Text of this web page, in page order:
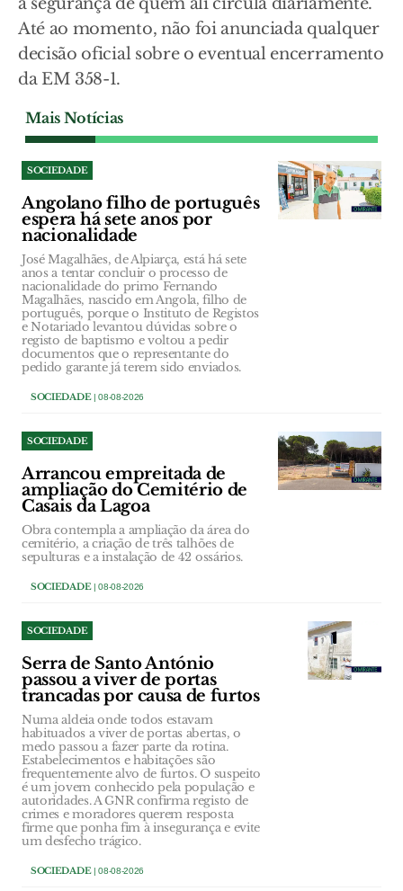
Até ao momento, não foi anunciada qualquer
decisão oficial sobre o eventual encerramento
da EM 358-1.
Mais Notícias
SOCIEDADE
Angolano filho de português
espera há sete anos por
nacionalidade
José Magalhães, de Alpiarça, está há sete
anos a tentar concluir o processo de
nacionalidade do primo Fernando
Magalhães, nascido em Angola, filho de
português, porque o Instituto de Registos
e Notariado levantou dúvidas sobre o
registo de baptismo e voltou a pedir
documentos que o representante do
pedido garante já terem sido enviados.
SOCIEDADE| 08-08-2026
SOCIEDADE
Arrancou empreitada de
ampliação do Cemitério de
Casais da Lagoa
Obra contempla a ampliação da área do
cemitério, a criação de três talhões de
sepulturas e a instalação de 42 ossários.
SOCIEDADE| 08-08-2026
SOCIEDADE
Serra de Santo António
passou a viver de portas
trancadas por causa de furtos
Numa aldeia onde todos estavam
habituados a viver de portas abertas, o
medo passou a fazer parte da rotina.
Estabelecimentos e habitações são
frequentemente alvo de furtos. O suspeito
é um jovem conhecido pela população e
autoridades. A GNR confirma registo de
crimes e moradores querem resposta
firme que ponha fim à insegurança e evite
um desfecho trágico.
SOCIEDADE| 08-08-2026